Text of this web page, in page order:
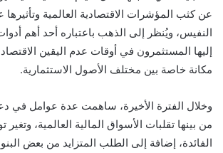
عن كثب المؤشرات الاقتصادية العالمية
النفيس، ويُنظر إلى الذهب باعتباره أحد أهم
إليها المستثمرون في أوقات عدم اليقين
مكانة خاصة بين مختلف الأصول الاستثمارية.
وخلال الفترة الأخيرة، ساهمت عدة عوامل في
من بينها تقلبات الأسواق المالية العالمية، وتغير
الفائدة، إضافة إلى الطلب المتزايد من بعض